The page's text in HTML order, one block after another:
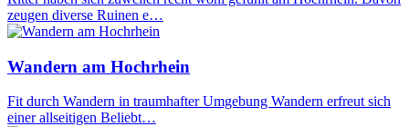
zeugen diverse Ruinen e…
Wandern am Hochrhein
Fit durch Wandern in traumhafter Umgebung Wandern erfreut sich
einer allseitigen Beliebt…